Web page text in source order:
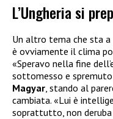
L’Ungheria si
Un altro tema che sta a
è ovviamente il clima
«Speravo nella fine
sottomesso e spremuto
Magyar , stando al
cambiata. «Lui è
soprattutto, non